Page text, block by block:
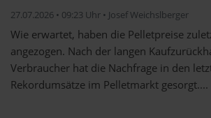
27.07.2026 • 09:23 Uhr • Josef Weichslberger
Wie erwartet, haben die Pelletpreise
angezogen. Nach der langen
Verbraucher hat die Nachfrage in den
Rekordumsätze im Pelletmarkt gesorgt....